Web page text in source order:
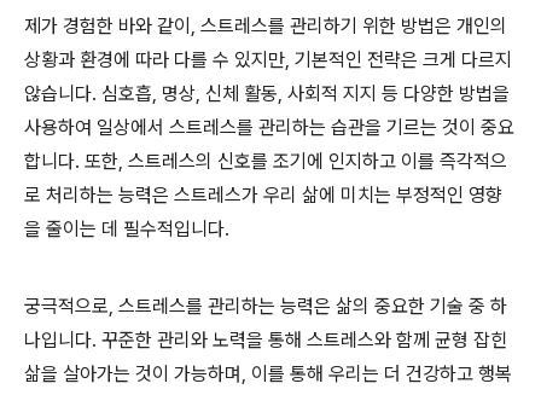
제가 경험한 바와 같이, 스트레스를 관리하기 위한 방법은 개인의
상황과 환경에 따라 다를 수 있지만, 기본적인 전략은 크게 다르지
않습니다. 심호흡, 명상, 신체 활동, 사회적 지지 등 다양한 방법을
사용하여 일상에서 스트레스를 관리하는 습관을 기르는 것이 중요
합니다. 또한, 스트레스의 신호를 조기에 인지하고 이를 즉각적으
로 처리하는 능력은 스트레스가 우리 삶에 미치는 부정적인 영향
을 줄이는 데 필수적입니다.
궁극적으로, 스트레스를 관리하는 능력은 삶의 중요한 기술 중 하
나입니다. 꾸준한 관리와 노력을 통해 스트레스와 함께 균형 잡힌
삶을 살아가는 것이 가능하며, 이를 통해 우리는 더 건강하고 행복